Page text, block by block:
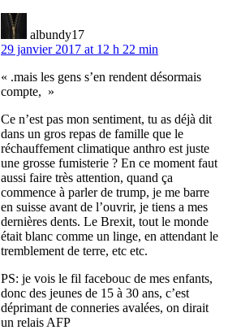
albundy17
29 janvier 2017 at 12 h 22 min
« .mais les gens s’en rendent désormais
compte, »
Ce n’est pas mon sentiment, tu as déjà dit
dans un gros repas de famille que le
réchauffement climatique anthro est juste
une grosse fumisterie ? En ce moment faut
aussi faire très attention, quand ça
commence à parler de trump, je me barre
en suisse avant de l’ouvrir, je tiens a mes
dernières dents. Le Brexit, tout le monde
était blanc comme un linge, en attendant le
tremblement de terre, etc etc.
PS: je vois le fil facebouc de mes enfants,
donc des jeunes de 15 à 30 ans, c’est
déprimant de conneries avalées, on dirait
un relais AFP